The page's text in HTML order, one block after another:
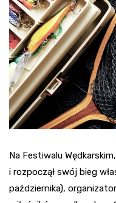
Na Festiwalu
i rozpoczął swój bieg
października),